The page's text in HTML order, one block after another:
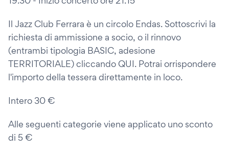
Il Jazz Club Ferrara è un circolo Endas. Sottoscrivi la
richiesta di ammissione a socio, o il rinnovo
(entrambi tipologia BASIC, adesione
TERRITORIALE) cliccando QUI. Potrai orrispondere
l'importo della tessera direttamente in loco.
Intero 30 €
Alle seguenti categorie viene applicato uno sconto
di 5 €